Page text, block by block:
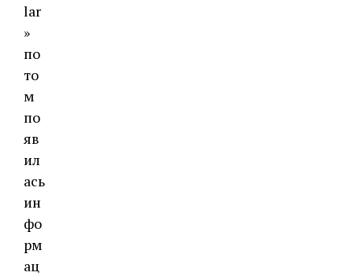
lar
»
по
то
м
по
яв
ил
ась
ин
фо
рм
ац